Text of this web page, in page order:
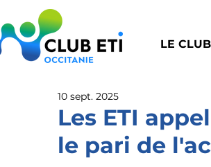
LE CLUB
Les ETI
le pari de
10 sept. 2025